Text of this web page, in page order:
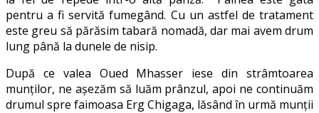
pentru a fi servită fumegând. Cu un astfel de tratament
este greu să părăsim tabară nomadă, dar mai avem drum
lung până la dunele de nisip.
După ce valea Oued Mhasser iese din strâmtoarea
munţilor, ne aşezăm să luăm prânzul, apoi ne continuăm
drumul spre faimoasa Erg Chigaga, lăsând în urmă munţii